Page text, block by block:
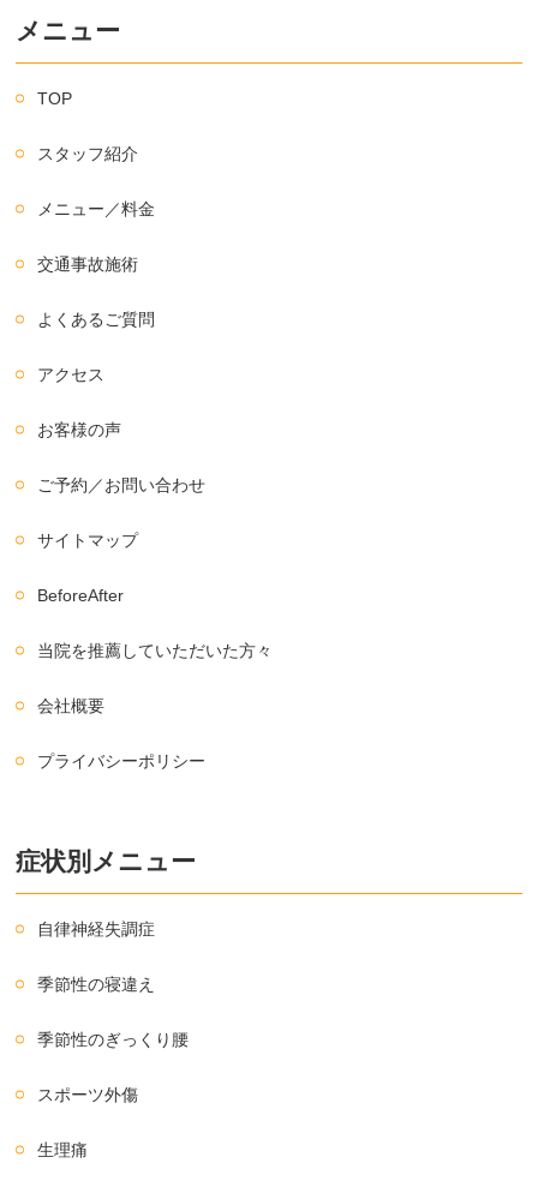
メニュー
TOP
スタッフ紹介
メニュー／料金
交通事故施術
よくあるご質問
アクセス
お客様の声
ご予約／お問い合わせ
サイトマップ
BeforeAfter
当院を推薦していただいた方々
会社概要
プライバシーポリシー
症状別メニュー
自律神経失調症
季節性の寝違え
季節性のぎっくり腰
スポーツ外傷
生理痛